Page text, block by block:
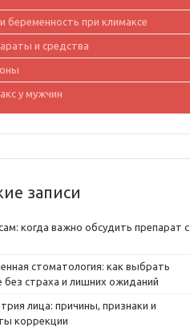
беременность при климаксе
и средства
у мужчин
записи
когда важно обсудить препарат с
стоматология: как выбрать
без страха и лишних ожиданий
лица: причины, признаки и
коррекции